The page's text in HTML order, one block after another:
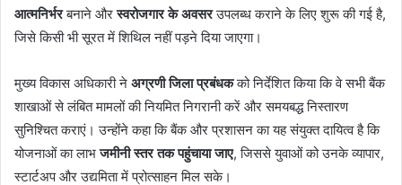
आत्मनिर्भरबनाने औरस्वरोजगार के अवसरउपलब्ध कराने के लिए शुरू की गई है,
जिसे किसी भी सूरत में शिथिल नहीं पड़ने दिया जाएगा।
मुख्य विकास अधिकारी ने अग्रणी जिला प्रबंधकको निर्देशित किया कि वे सभी बैंक
शाखाओं से लंबित मामलों की नियमित निगरानी करें और समयबद्ध निस्तारण
सुनिश्चित कराएं। उन्होंने कहा कि बैंक और प्रशासन का यह संयुक्त दायित्व है कि
योजनाओं का लाभजमीनी स्तर तक पहुंचाया जाए, जिससे युवाओं को उनके व्यापार,
स्टार्टअप और उद्यमिता में प्रोत्साहन मिल सके।